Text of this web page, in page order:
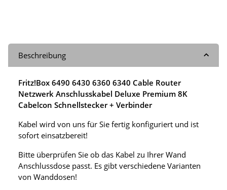
Beschreibung
Fritz!Box 6490 6430 6360 6340 Cable Router
Netzwerk Anschlusskabel Deluxe Premium 8K
Cabelcon Schnellstecker + Verbinder
Kabel wird von uns für Sie fertig konfiguriert und ist
sofort einsatzbereit!
Bitte überprüfen Sie ob das Kabel zu Ihrer Wand
Anschlussdose passt. Es gibt verschiedene Varianten
von Wanddosen!